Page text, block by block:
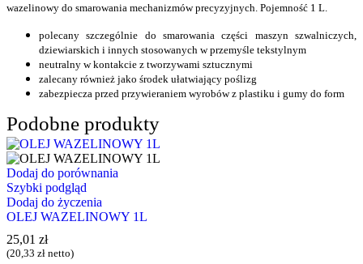
wazelinowy do smarowania mechanizmów precyzyjnych. Pojemność 1 L.
polecany szczególnie do smarowania części maszyn szwalniczych,
dziewiarskich i innych stosowanych w przemyśle tekstylnym
neutralny w kontakcie z tworzywami sztucznymi
zalecany również jako środek ułatwiający poślizg
zabezpiecza przed przywieraniem wyrobów z plastiku i gumy do form
Podobne produkty
Dodaj do porównania
Szybki podgląd
Dodaj do życzenia
OLEJ WAZELINOWY 1L
25,01 zł
(20,33 zł netto)